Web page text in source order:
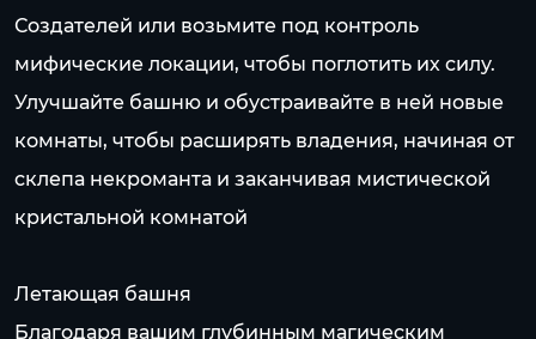
Создателей или возьмите под контроль
мифические локации, чтобы поглотить их силу.
Улучшайте башню и обустраивайте в ней новые
комнаты, чтобы расширять владения, начиная от
склепа некроманта и заканчивая мистической
кристальной комнатой
Летающая башня
Благодаря вашим глубинным магическим